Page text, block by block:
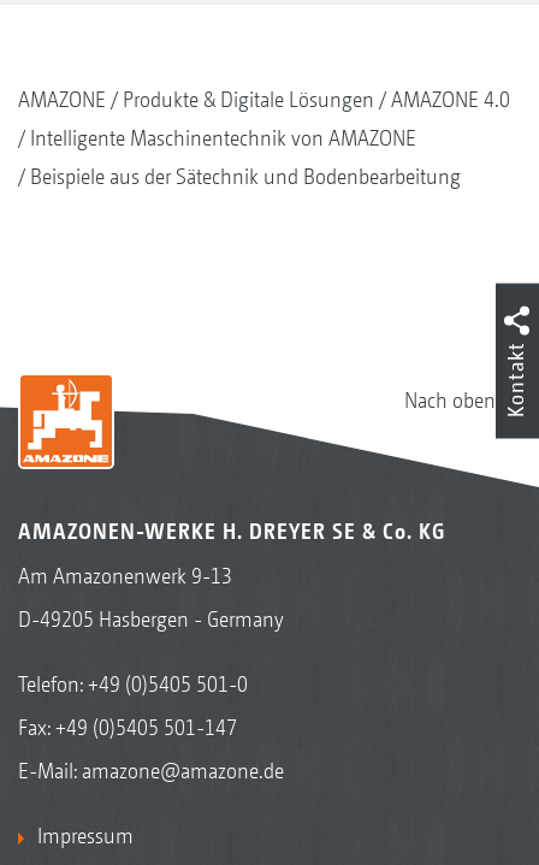
AMAZONE Produkte & Digitale Lösungen
AMAZONE 4.0
Intelligente Maschinentechnik von AMAZONE
Beispiele aus der Sätechnik und Bodenbearbeitung
Nach oben
AMAZONEN-WERKE H. DREYER SE & Co. KG
Am Amazonenwerk 9-13
D-49205 Hasbergen - Germany
Telefon:+49 (0)5405 501-0
Fax: +49 (0)5405 501-147
E-Mail: amazone@amazone.de
Impressum
Kontakt